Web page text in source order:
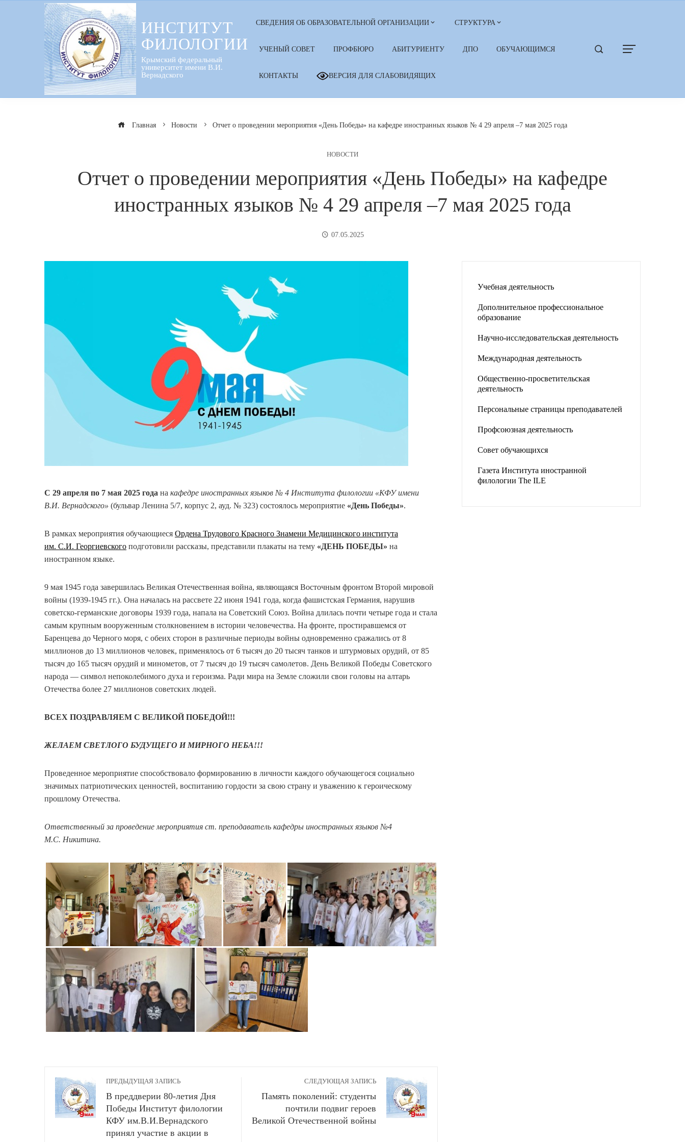
ИНСТИТУТ
ФИЛОЛОГИИ
Крымский федеральный
университет имени В.И.
Вернадского
СВЕДЕНИЯ ОБ ОБРАЗОВАТЕЛЬНОЙ ОРГАНИЗАЦИИ СТРУКТУРА
УЧЕНЫЙ СОВЕТ ПРОФБЮРО АБИТУРИЕНТУ ДПО ОБУЧАЮЩИМСЯ
КОНТАКТЫ ВЕРСИЯ ДЛЯ СЛАБОВИДЯЩИХ
Главная Новости Отчет о проведении мероприятия «День Победы» на кафедре иностранных языков № 4 29 апреля –7 мая 2025 года
НОВОСТИ
Отчет о проведении мероприятия «День Победы» на кафедре
иностранных языков № 4 29 апреля –7 мая 2025 года
07.05.2025
С 29 апреля по 7 мая 2025 года на кафедре иностранных языков № 4 Института филологии «КФУ имени
В.И. Вернадского» (бульвар Ленина 5/7, корпус 2, ауд. № 323) состоялось мероприятие «День Победы».
В рамках мероприятия обучающиеся Ордена Трудового Красного Знамени Медицинского института
им. С.И. Георгиевского подготовили рассказы, представили плакаты на тему «ДЕНЬ ПОБЕДЫ» на
иностранном языке.
9 мая 1945 года завершилась Великая Отечественная война, являющаяся Восточным фронтом Второй мировой
войны (1939-1945 гг.). Она началась на рассвете 22 июня 1941 года, когда фашистская Германия, нарушив
советско-германские договоры 1939 года, напала на Советский Союз. Война длилась почти четыре года и стала
самым крупным вооруженным столкновением в истории человечества. На фронте, простиравшемся от
Баренцева до Черного моря, с обеих сторон в различные периоды войны одновременно сражались от 8
миллионов до 13 миллионов человек, применялось от 6 тысяч до 20 тысяч танков и штурмовых орудий, от 85
тысяч до 165 тысяч орудий и минометов, от 7 тысяч до 19 тысяч самолетов. День Великой Победы Советского
народа — символ непоколебимого духа и героизма. Ради мира на Земле сложили свои головы на алтарь
Отечества более 27 миллионов советских людей.
ВСЕХ ПОЗДРАВЛЯЕМ С ВЕЛИКОЙ ПОБЕДОЙ!!!
ЖЕЛАЕМ СВЕТЛОГО БУДУЩЕГО И МИРНОГО НЕБА!!!
Проведенное мероприятие способствовало формированию в личности каждого обучающегося социально
значимых патриотических ценностей, воспитанию гордости за свою страну и уважению к героическому
прошлому Отечества.
Ответственный за проведение мероприятия ст. преподаватель кафедры иностранных языков №4
М.С. Никитина.
ПРЕДЫДУЩАЯ ЗАПИСЬ
В преддверии 80-летия Дня
Победы Институт филологии
КФУ им.В.И.Вернадского
принял участие в акции в
СЛЕДУЮЩАЯ ЗАПИСЬ
Память поколений: студенты
почтили подвиг героев
Великой Отечественной войны
Учебная деятельность
Дополнительное профессиональное
образование
Научно-исследовательская деятельность
Международная деятельность
Общественно-просветительская
деятельность
Персональные страницы преподавателей
Профсоюзная деятельность
Совет обучающихся
Газета Института иностранной
филологии The ILE